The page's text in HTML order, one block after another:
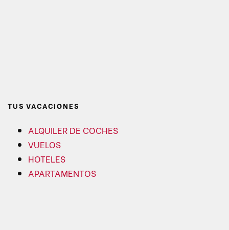
TUS VACACIONES
ALQUILER DE COCHES
VUELOS
HOTELES
APARTAMENTOS